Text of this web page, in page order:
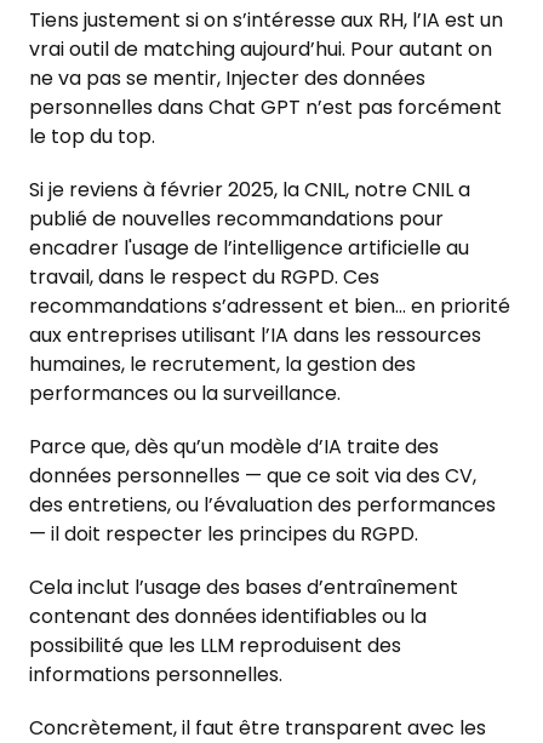
Tiens justement si on s’intéresse aux RH, l’IA est un
vrai outil de matching aujourd’hui. Pour autant on
ne va pas se mentir, Injecter des données
personnelles dans Chat GPT n’est pas forcément
le top du top.
Si je reviens à février 2025, la CNIL, notre CNIL a
publié de nouvelles recommandations pour
encadrer l'usage de l’intelligence artificielle au
travail, dans le respect du RGPD. Ces
recommandations s’adressent et bien… en priorité
aux entreprises utilisant l’IA dans les ressources
humaines, le recrutement, la gestion des
performances ou la surveillance.
Parce que, dès qu’un modèle d’IA traite des
données personnelles — que ce soit via des CV,
des entretiens, ou l’évaluation des performances
— il doit respecter les principes du RGPD.
Cela inclut l’usage des bases d’entraînement
contenant des données identifiables ou la
possibilité que les LLM reproduisent des
informations personnelles.
Concrètement, il faut être transparent avec les